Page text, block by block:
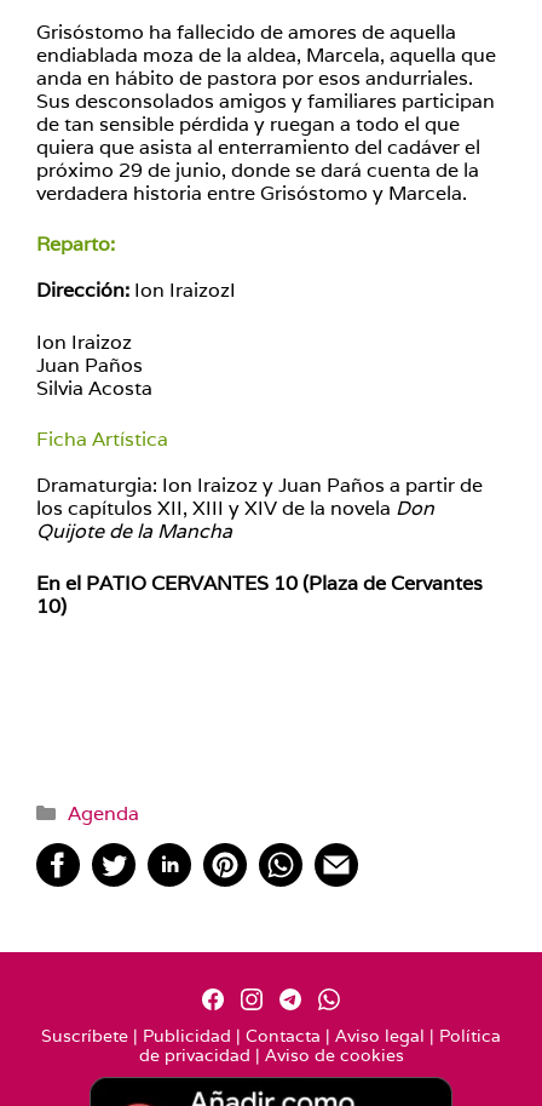
Grisóstomo ha fallecido de amores de aquella
endiablada moza de la aldea, Marcela, aquella que
anda en hábito de pastora por esos andurriales.
Sus desconsolados amigos y familiares participan
de tan sensible pérdida y ruegan a todo el que
quiera que asista al enterramiento del cadáver el
próximo 29 de junio, donde se dará cuenta de la
verdadera historia entre Grisóstomo y Marcela.
Reparto:
Dirección: Ion IraizozI
Ion Iraizoz
Juan Paños
Silvia Acosta
Ficha Artística
Dramaturgia: Ion Iraizoz y Juan Paños a partir de
los capítulos XII, XIII y XIV de la novela Don
Quijote de la Mancha
En el PATIO CERVANTES 10 (Plaza de Cervantes
10)
Categorías
Agenda
Suscríbete | Publicidad | Contacta | Aviso legal | Política
de privacidad | Aviso de cookies